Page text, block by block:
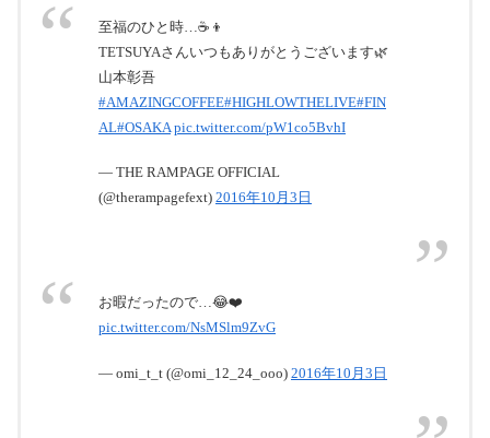
世界初の総合エンタテインメント・プロジェクト
high-low.jp
至福のひと時…☕️👦
TETSUYAさんいつもありがとうございます🌿
山本彰吾
#AMAZINGCOFFEE#HIGHLOWTHELIVE#FIN
AL#OSAKA pic.twitter.com/pW1co5BvhI
— THE RAMPAGE OFFICIAL
(@therampagefext) 2016年10月3日
お暇だったので…😂❤️
pic.twitter.com/NsMSlm9ZvG
— omi_t_t (@omi_12_24_ooo) 2016年10月3日